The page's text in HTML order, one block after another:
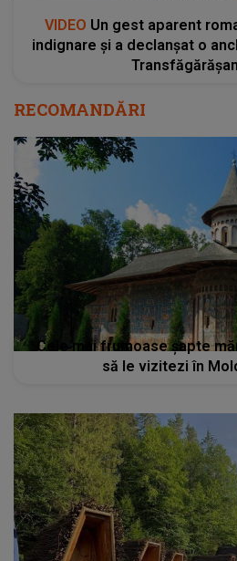
VIDEO Un gest aparent
indignare și a declanșat o
Transfăgărășan
RECOMANDĂRI
Cele mai frumoase şapte
să le vizitezi în